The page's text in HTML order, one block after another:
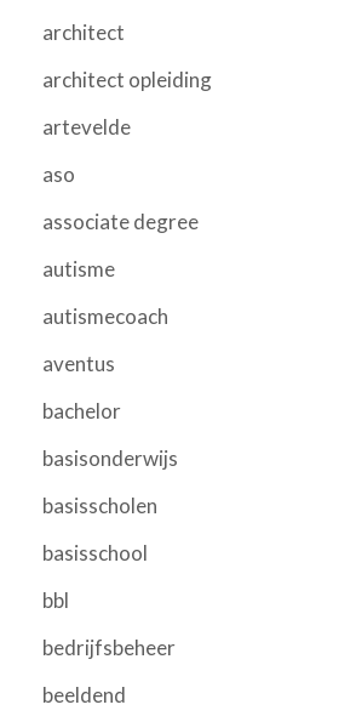
architect
architect opleiding
artevelde
aso
associate degree
autisme
autismecoach
aventus
bachelor
basisonderwijs
basisscholen
basisschool
bbl
bedrijfsbeheer
beeldend